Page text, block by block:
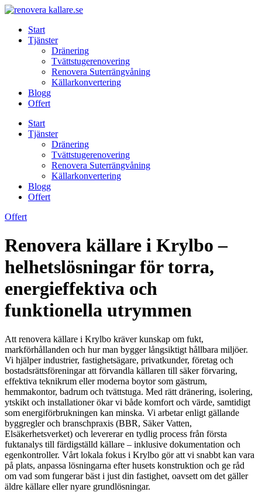
Skip
contentStart
Tjänster
Dränering
Tvättstugerenovering
Renovera Suterrängvåning
Källarkonvertering
Blogg
Offert
Start
Tjänster
Dränering
Tvättstugerenovering
Renovera Suterrängvåning
Källarkonvertering
Blogg
Offert
Offert
Renovera källare i Krylbo –
helhetslösningar för torra,
energieffektiva och
funktionella utrymmen
Att renovera källare i Krylbo kräver kunskap om fukt,
markförhållanden och hur man bygger långsiktigt hållbara miljöer.
Vi hjälper industrier, fastighetsägare, privatkunder, företag och
bostadsrättsföreningar att förvandla källaren till säker förvaring,
effektiva teknikrum eller moderna boytor som gästrum,
hemmakontor, badrum och tvättstuga. Med rätt dränering, isolering,
ytskikt och installationer ökar vi både komfort och värde, samtidigt
som energiförbrukningen kan minska. Vi arbetar enligt gällande
byggregler och branschpraxis (BBR, Säker Vatten,
Elsäkerhetsverket) och levererar en tydlig process från första
fuktanalys till färdigställd källare – inklusive dokumentation och
egenkontroller. Vårt lokala fokus i Krylbo gör att vi snabbt kan vara
på plats, anpassa lösningarna efter husets konstruktion och ge råd
om vad som fungerar bäst i just din fastighet, oavsett om det gäller
äldre källare eller nyare grundlösningar.